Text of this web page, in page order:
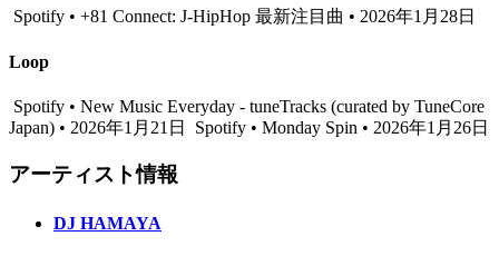
Spotify • +81 Connect: J-HipHop 最新注目曲 • 2026年1月28日
Loop
Spotify • New Music Everyday - tuneTracks (curated by TuneCore
Japan) • 2026年1月21日
Spotify • Monday Spin • 2026年1月26日
アーティスト情報
DJ HAMAYA